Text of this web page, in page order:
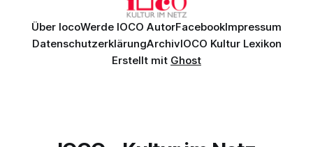
Über IocoWerde IOCO AutorFacebookImpressum
DatenschutzerklärungArchivIOCO Kultur Lexikon
Erstellt mit Ghost